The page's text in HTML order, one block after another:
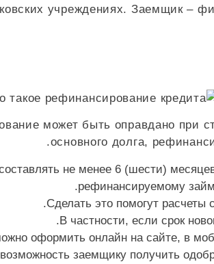
учреждениях. Заемщик –
может быть оправдано при
основного долга,
не менее 6 (шести)
рефинансируемому
Сделать это помогут расчеты
В частности, если срок
оформить онлайн на сайте, в
заемщику получить